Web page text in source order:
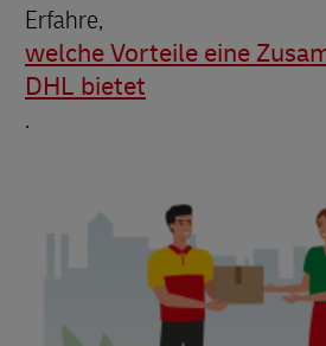
Erfahre,
welche Vorteile eine
DHL bietet
.